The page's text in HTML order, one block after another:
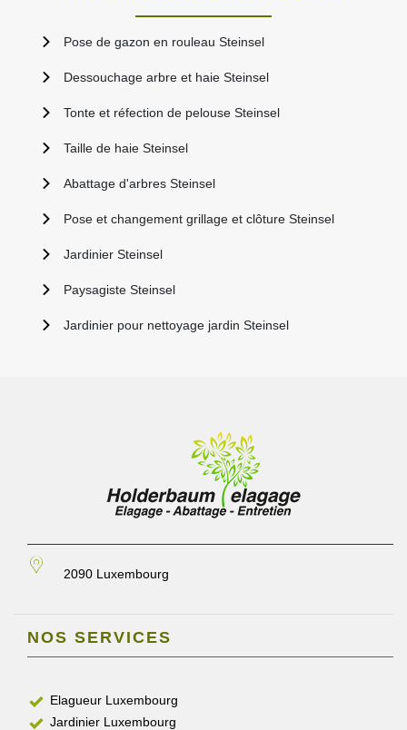
Pose de gazon en rouleau Steinsel
Dessouchage arbre et haie Steinsel
Tonte et réfection de pelouse Steinsel
Taille de haie Steinsel
Abattage d'arbres Steinsel
Pose et changement grillage et clôture Steinsel
Jardinier Steinsel
Paysagiste Steinsel
Jardinier pour nettoyage jardin Steinsel
2090 Luxembourg
NOS SERVICES
Elagueur Luxembourg
Jardinier Luxembourg